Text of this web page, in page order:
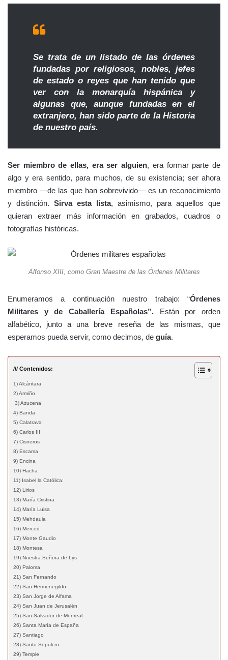
Se trata de un listado de las órdenes
fundadas por religiosos, nobles, jefes
de estado o reyes que han tenido que
ver con la monarquía hispánica y
algunas que, aunque fundadas en el
extranjero, han sido parte de la Historia
de nuestro país.
Ser miembro de ellas, era ser alguien, era formar parte de
algo y era sentido, para muchos, de su existencia; ser ahora
miembro —de las que han sobrevivido— es un reconocimiento
y distinción. Sirva esta lista, asimismo, para aquellos que
quieran extraer más información en grabados, cuadros o
fotografías históricas.
Alfonso XIII, como Gran Maestre de las Órdenes Militares
Enumeramos a continuación nuestro trabajo: “Órdenes
Militares y de Caballería Españolas”.Están por orden
alfabético, junto a una breve reseña de las mismas, que
esperamos pueda servir, como decimos, de guía.
/// Contenidos:
1) Alcántara
2) Armiño
3) Azucena
4) Banda
5) Calatrava
6) Carlos III
7) Cisneros
8) Escama
9) Encina
10) Hacha
11) Isabel la Católica:
12) Lirios
13) María Cristina
14) María Luisa
15) Mehdauia
16) Merced
17) Monte Gaudio
18) Montesa
19) Nuestra Señora de Lys
20) Paloma
21) San Fernando
22) San Hermenegildo
23) San Jorge de Alfama
24) San Juan de Jerusalén
25) San Salvador de Monreal
26) Santa María de España
27) Santiago
28) Santo Sepulcro
29) Temple